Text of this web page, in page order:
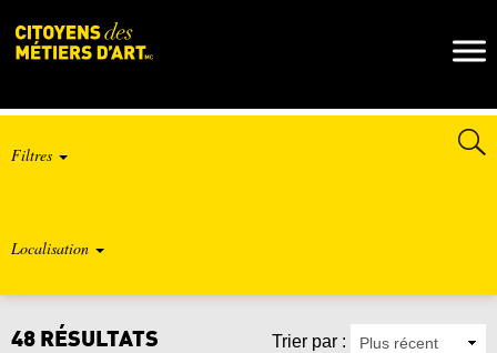
Filtres
Localisation
Catégorie De Métier D’art
48 RÉSULTATS Trier par :